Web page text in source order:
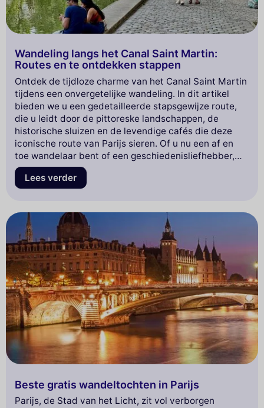
Wandeling langs het Canal Saint Martin:
Routes en te ontdekken stappen
Ontdek de tijdloze charme van het Canal Saint Martin
tijdens een onvergetelijke wandeling. In dit artikel
bieden we u een gedetailleerde stapsgewijze route,
die u leidt door de pittoreske landschappen, de
historische sluizen en de levendige cafés die deze
iconische route van Parijs sieren. Of u nu een af en
toe wandelaar bent of een geschiedenisliefhebber,
deze wandeling onthult de verborgen geheimen van
deze bruisende wijk.
Lees verder
Beste gratis wandeltochten in Parijs
Parijs, de Stad van het Licht, zit vol verborgen